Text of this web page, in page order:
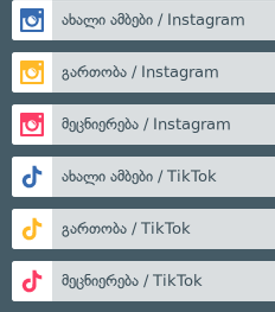
ახალი ამბები / Instagram
გართობა / Instagram
მეცნიერება / Instagram
ახალი ამბები / TikTok
გართობა / TikTok
მეცნიერება / TikTok